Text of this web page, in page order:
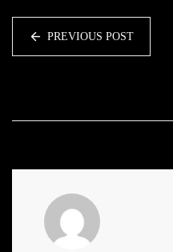
PREVIOUS POST